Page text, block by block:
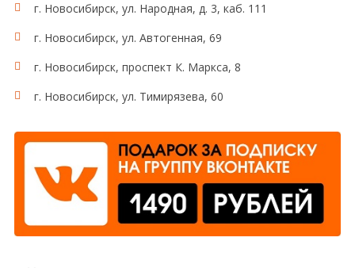
г. Новосибирск, ул. Народная, д. 3, каб. 111
г. Новосибирск, ул. Автогенная, 69
г. Новосибирск, проспект К. Маркса, 8
г. Новосибирск, ул. Тимирязева, 60